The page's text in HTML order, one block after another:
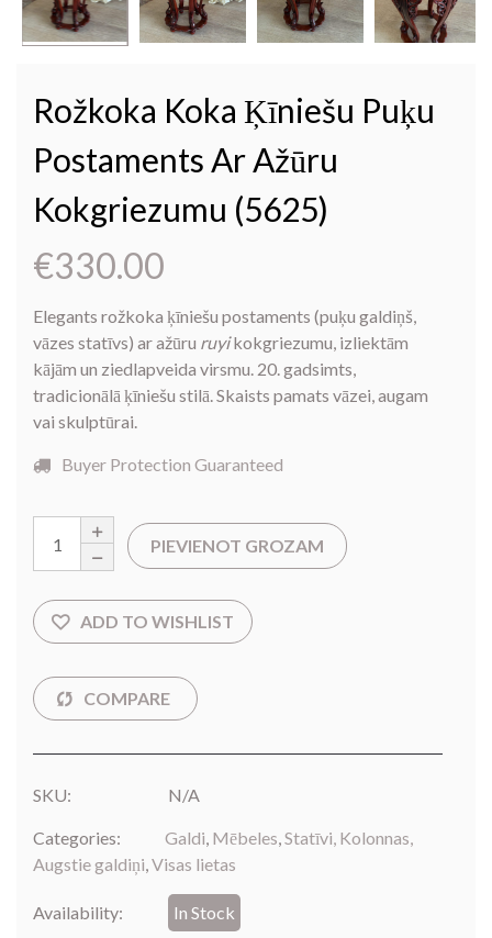
Rožkoka Koka Ķīniešu Puķu
Postaments Ar Ažūru
Kokgriezumu (5625)
€330.00
Elegants rožkoka ķīniešu postaments (puķu galdiņš,
vāzes statīvs) ar ažūru ruyikokgriezumu, izliektām
kājām un ziedlapveida virsmu. 20. gadsimts,
tradicionālā ķīniešu stilā. Skaists pamats vāzei, augam
vai skulptūrai.
Buyer Protection Guaranteed
PIEVIENOT GROZAM
SKU: N/A
Categories: Galdi, Mēbeles,Statīvi, Kolonnas,
Augstie galdiņi,Visas lietas
Availability: In Stock